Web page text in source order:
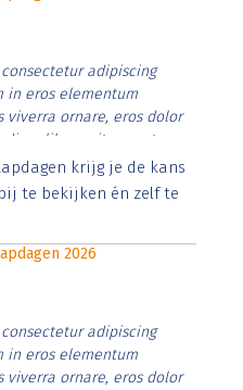
adipiscing
in eros elementum
viverra ornare, eros dolor
libero vitae erat.
cursus id rutrum lorem
risus tristique posuere.
krijg je de kans
te bekijken én zelf te
2026
adipiscing
in eros elementum
viverra ornare, eros dolor